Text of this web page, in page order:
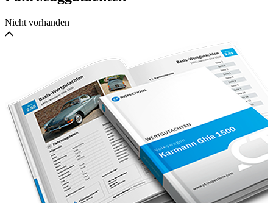
Service durchgeführt bei:29.900km, 30.000km, 30.250km.
div. Lackierarbeiten ca. 3.800,00 EUR
Mehrfach verfügbar weitere Mercedes-Benz 420 SEL
Limousine W126 Angebote auf unserer Homepage!
Nicht vorhanden